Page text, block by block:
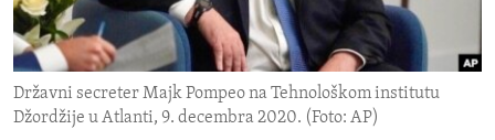
ENVIRONMENT AND HEALTH
IDEALS AND INSTITUTIONS
Državni secreter Majk Pompeo na Tehnološkom institutu
Džordžije u Atlanti, 9. decembra 2020. (Foto: AP)